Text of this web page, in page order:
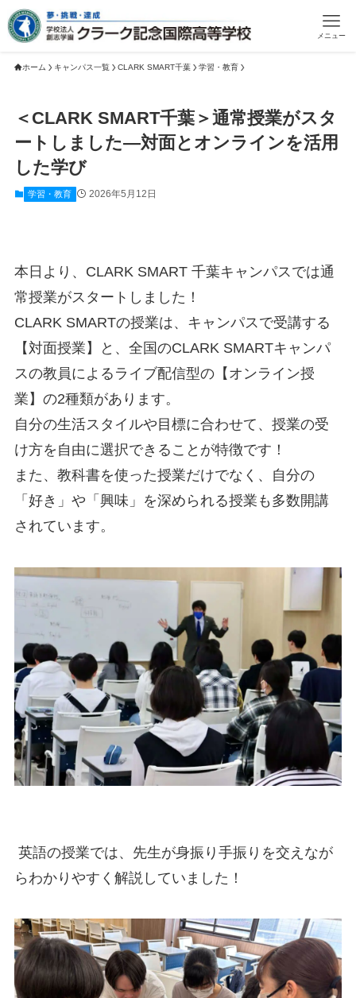
メニュー
ホーム キャンパス一覧 CLARK SMART千葉 学習・教育
＜CLARK SMART千葉＞通常授業がスタ
ートしました―対面とオンラインを活用
した学び
学習・教育 2026年5月12日
本日より、CLARK SMART 千葉キャンパスでは通
常授業がスタートしました！
CLARK SMARTの授業は、キャンパスで受講する
【対面授業】と、全国のCLARK SMARTキャンパ
スの教員によるライブ配信型の【オンライン授
業】の2種類があります。
自分の生活スタイルや目標に合わせて、授業の受
け方を自由に選択できることが特徴です！
また、教科書を使った授業だけでなく、自分の
「好き」や「興味」を深められる授業も多数開講
されています。
英語の授業では、先生が身振り手振りを交えなが
らわかりやすく解説していました！